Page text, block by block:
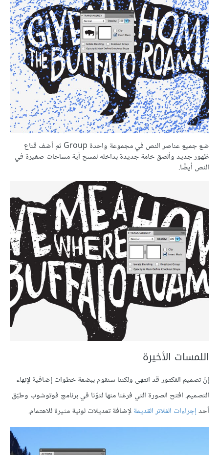
ضع جميع عناصر النص في مجموعة واحدة Group ثم أضف قناع
ظهور جديد وألصق خامة جديدة بداخله لمسح أية مساحات صغيرة في
النص أيضًا.
اللمسات الأخيرة
إنّ تصميم الفكتور قد انتهى ولكننا سنقوم ببضعة خطوات إضافية لإنهاء
التصميم. افتح الصورة التي فرغنا منها لتوّنا في برنامج فوتوشوب وطبّق
أحدإجراءات الفلاتر القديمةلإضافة تعديلات لونية مثيرة للاهتمام.